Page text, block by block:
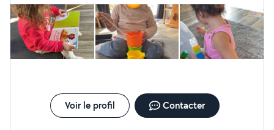
(ancienne aide-soignante ). Je fais régulièrement du
babysitting, je l'exerce depuis 7 ans. Je peux également
m'occuper des animaux de compagnie, Je me suis déjà
occupée d'un berger allemand et pas mal de chats. Je
suis véhiculée.
Voir le profil Contacter